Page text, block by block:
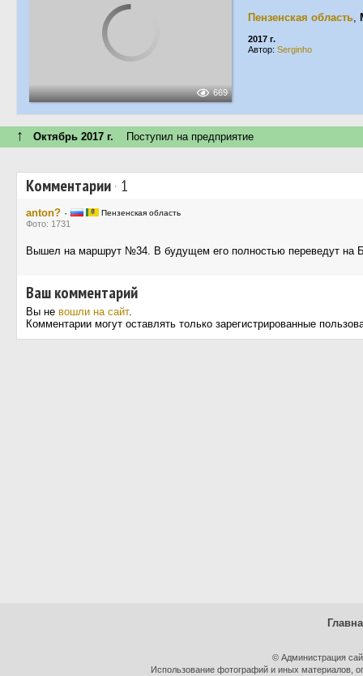
669
Пензенская область,
2017 г.
Автор: Serginho
↑ Октябрь 2017 г. Поступил на предприятие
Комментарии· 1
anton? · Пензенская область
Фото: 1731
Вышел на маршрут №34. В будущем его полностью переведут на
Ваш комментарий
Вы не вошли на сайт.
Комментарии могут оставлять только зарегистрированные
© Администрация
Использование фотографий и иных материалов,